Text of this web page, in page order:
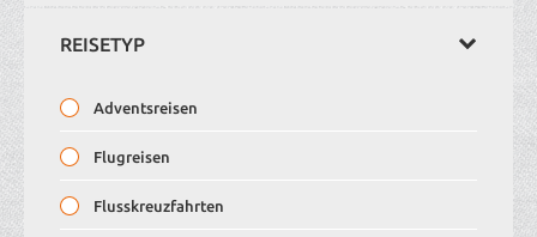
REISETYP
Adventsreisen
Flugreisen
Flusskreuzfahrten